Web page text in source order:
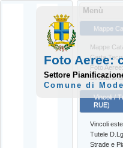
Menù
Mappe
Mappe
Carta
Foto
Stradario
Vincoli /
RUE)
Vincoli
Tutele
Strade e
Foto Aeree:
Settore
Comune di